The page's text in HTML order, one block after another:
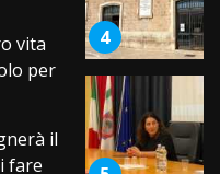
vita
per
il
fare
4